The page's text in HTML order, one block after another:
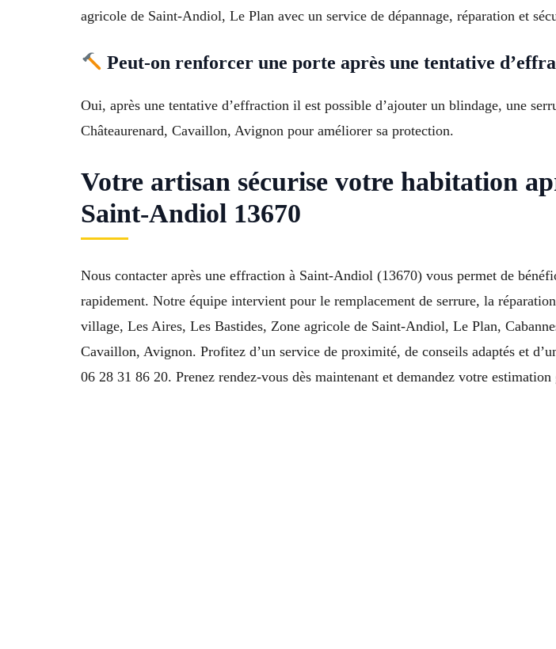
agricole de Saint-Andiol, Le Plan avec un service de dépannage, réparation et
Peut-on renforcer une porte après une tentative
Oui, après une tentative d’effraction il est possible d’ajouter un blindage, une
Châteaurenard, Cavaillon, Avignon pour améliorer sa protection.
Votre artisan sécurise votre habitation
Saint-Andiol 13670
Nous contacter après une effraction à Saint-Andiol (13670) vous permet de
rapidement. Notre équipe intervient pour le remplacement de serrure, la
village, Les Aires, Les Bastides, Zone agricole de Saint-Andiol, Le Plan,
Cavaillon, Avignon. Profitez d’un service de proximité, de conseils adaptés et
06 28 31 86 20. Prenez rendez-vous dès maintenant et demandez votre estimation